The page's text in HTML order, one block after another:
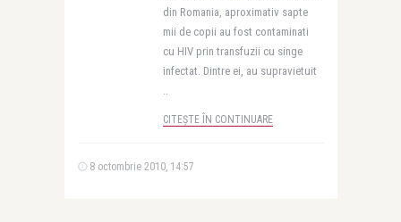
din Romania, aproximativ sapte
mii de copii au fost contaminati
cu HIV prin transfuzii cu singe
infectat. Dintre ei, au supravietuit
..
CITEȘTE ÎN CONTINUARE
8 octombrie 2010, 14:57